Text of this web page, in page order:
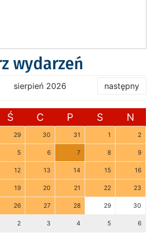
wydarzeń
sierpień 2026 następny
Ś C P S N
29 30 31 1 2
5 6 7 8 9
12 13 14 15 16
19 20 21 22 23
26 27 28 29 30
2 3 4 5 6